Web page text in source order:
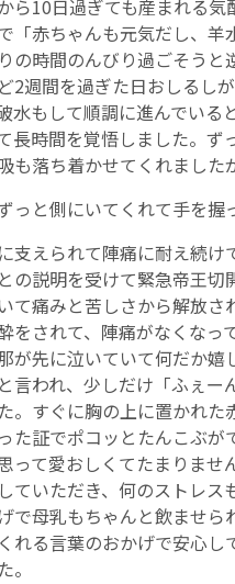
ら10日過ぎても産まれる
「赤ちゃんも元気だし、
の時間のんびり過ごそう
2週間を過ぎた日おしるし
水もして順調に進んでいる
長時間を覚悟しました。ず
も落ち着かせてくれまし
っと側にいてくれて手を握
支えられて陣痛に耐え続
の説明を受けて緊急帝王
て痛みと苦しさから解放さ
をされて、陣痛がなくなっ
が先に泣いていて何だか
言われ、少しだけ「ふぇ
。すぐに胸の上に置かれ
た証でポコッとたんこぶ
って愛おしくてたまりま
ていただき、何のストレ
で母乳もちゃんと飲ませ
れる言葉のおかげで安心
。
遠方にお住まい